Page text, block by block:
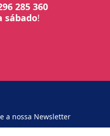
285 360
sábado!
a nossa Newsletter